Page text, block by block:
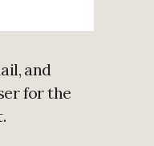
and
for the